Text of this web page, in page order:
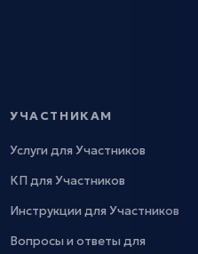
УЧАСТНИКАМ
Услуги для Участников
КП для Участников
Инструкции для Участников
Вопросы и ответы для